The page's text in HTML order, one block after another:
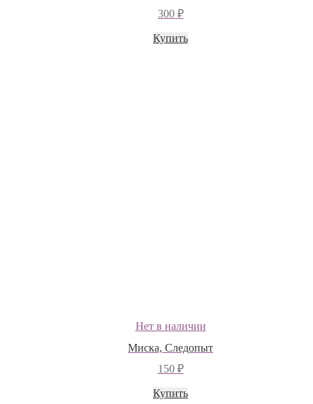
300 ₽
Купить
Нет в наличии
Миска, Следопыт
150 ₽
Купить